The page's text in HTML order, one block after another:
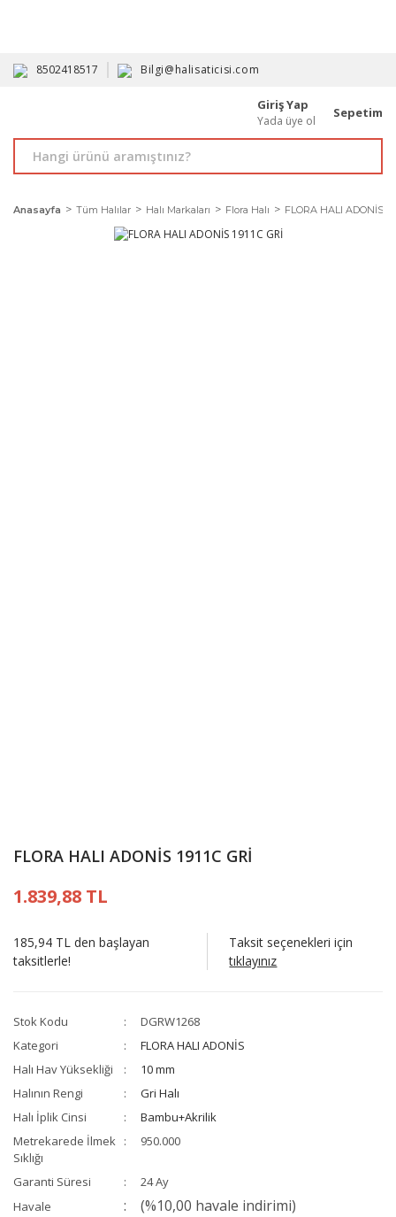
8502418517 Bilgi@halisaticisi.com
Giriş Yap
Yada üye ol
Sepetim
Anasayfa Tüm Halılar Halı Markaları Flora Halı FLORA HALI ADONİS
FLORA HALI ADONİS 1911C GRİ
1.839,88 TL
185,94 TL den başlayan
taksitlerle!
Taksit seçenekleri için
tıklayınız
Stok Kodu
DGRW1268
Kategori
FLORA HALI ADONİS
Halı Hav Yüksekliği
10 mm
Halının Rengi
Gri Halı
Halı İplik Cinsi
Bambu+Akrilik
Metrekarede İlmek
Sıklığı
950.000
Garanti Süresi
24 Ay
Havale
(%10,00 havale indirimi)